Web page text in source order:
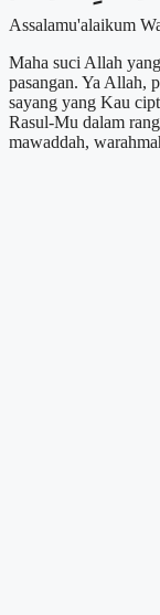
Assalamu'alaikum
Maha suci Allah
pasangan. Ya Allah,
sayang yang Kau
Rasul-Mu dalam
mawaddah,